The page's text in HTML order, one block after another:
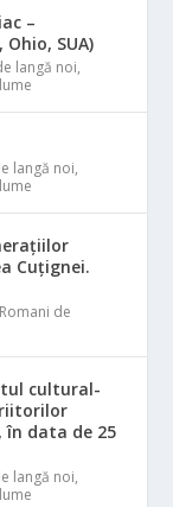
–
SUA)
langă noi,
langă noi,
Cuțignei.
Romani de
cultural-
în data de 25
langă noi,